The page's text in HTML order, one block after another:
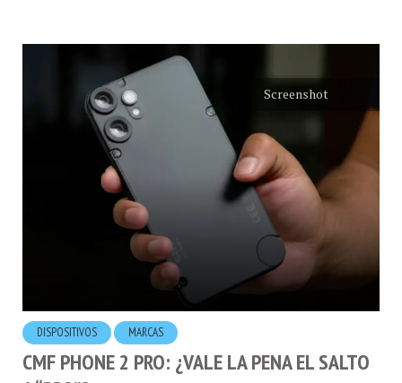
DISPOSITIVOS MARCAS
CMF PHONE 2 PRO: ¿VALE LA PENA EL SALTO
A “PRO”?